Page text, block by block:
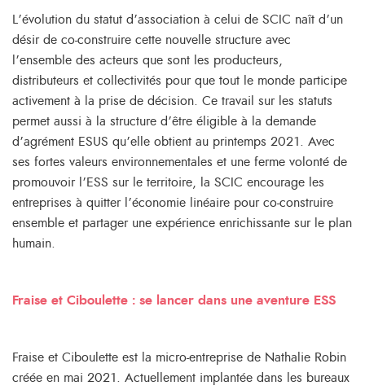
L’évolution du statut d’association à celui de SCIC naît d’un
désir de co-construire cette nouvelle structure avec
l’ensemble des acteurs que sont les producteurs,
distributeurs et collectivités pour que tout le monde participe
activement à la prise de décision. Ce travail sur les statuts
permet aussi à la structure d’être éligible à la demande
d’agrément ESUS qu’elle obtient au printemps 2021. Avec
ses fortes valeurs environnementales et une ferme volonté de
promouvoir l’ESS sur le territoire, la SCIC encourage les
entreprises à quitter l’économie linéaire pour co-construire
ensemble et partager une expérience enrichissante sur le plan
humain.
Fraise et Ciboulette : se lancer dans une aventure ESS
Fraise et Ciboulette est la micro-entreprise de Nathalie Robin
créée en mai 2021. Actuellement implantée dans les bureaux